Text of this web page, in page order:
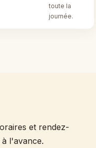
toute la
journée.
et rendez-
l'avance.